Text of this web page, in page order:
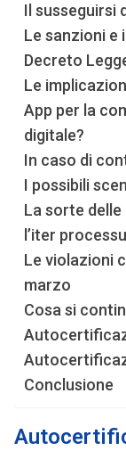
Il susseguirsi
Le sanzioni e
Decreto
Le
App per la
digitale?
In caso di
I possibili
La sorte
l’iter
Le violazioni
marzo
Cosa si
Conclusione